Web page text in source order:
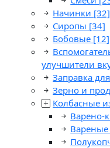
Начинки [32]
Сиропы [34]
Бобовые [12]
улучшители
Заправка
Зерно и
Колбасные
Варено-
Вареные